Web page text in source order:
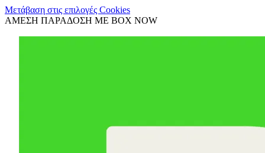
Μετάβαση στις επιλογές Cookies
ΑΜΕΣΗ ΠΑΡΑΔΟΣΗ ΜΕ BOX NOW